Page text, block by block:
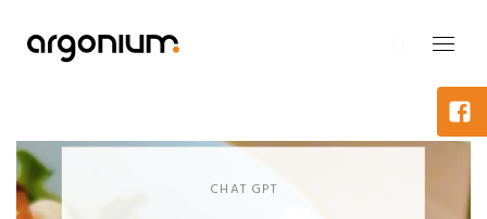
CHAT GPT